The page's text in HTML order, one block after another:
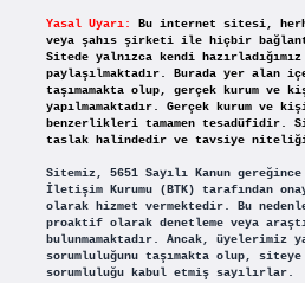
Yasal Uyarı:
Bu internet sitesi,
veya şahıs şirketi ile hiçbir
Sitede yalnızca kendi
paylaşılmaktadır. Burada yer alan
taşımamakta olup, gerçek kurum ve
yapılmamaktadır. Gerçek kurum ve
benzerlikleri tamamen tesadüfidir.
taslak halindedir ve tavsiye niteliği
Sitemiz, 5651 Sayılı Kanun
İletişim Kurumu (BTK) tarafından
olarak hizmet vermektedir. Bu
proaktif olarak denetleme veya
bulunmamaktadır. Ancak,
sorumluluğunu taşımakta olup,
sorumluluğu kabul etmiş sayılırlar.